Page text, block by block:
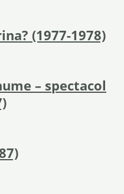
(1977-1978)
– spectacol